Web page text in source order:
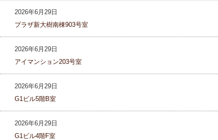
2026年6月29日
プラザ新大樹南棟903号室
2026年6月29日
アイマンション203号室
2026年6月29日
G1ビル5階B室
2026年6月29日
G1ビル4階F室